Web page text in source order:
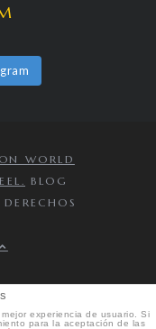
WORLD
BLOG
experiencia de usuario. Si
para la aceptación de las